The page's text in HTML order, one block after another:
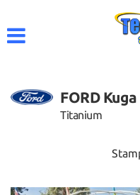
LISTA VEICOLI
CONTATTI
FORD Kuga
Titanium